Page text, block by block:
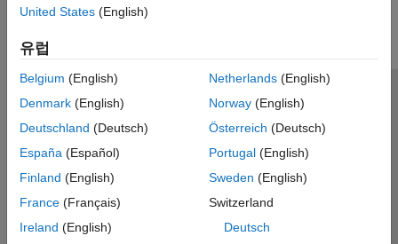
United States (English)
유럽
Belgium (English)
Denmark (English)
Deutschland (Deutsch)
España (Español)
Finland (English)
France (Français)
Ireland (English)
Netherlands(English)
Norway(English)
Österreich (Deutsch)
Portugal(English)
Sweden (English)
Switzerland
Deutsch
신뢰 센터 등록 상표 개인정보 취급방침
불법 복제 방지
애플리케이션 상태
© 1994-2026 The MathWorks, Inc.